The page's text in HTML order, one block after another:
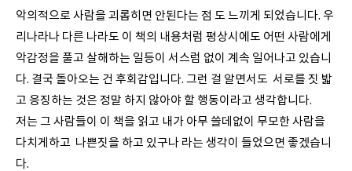
악의적으로 사람을 괴롭히면 안된다는 점 도 느끼게 되었습니다. 우
리나라나 다른 나라도 이 책의 내용처럼 평상시에도 어떤 사람에게
악감정을 풀고 살해하는 일등이 서스럼 없이 계속 일어나고 있습니
다. 결국 돌아오는 건 후회감입니다. 그런 걸 알면서도 서로를 짓 밟
고 응징하는 것은 정말 하지 않아야 할 행동이라고 생각합니다.
저는 그 사람들이 이 책을 읽고 내가 아무 쓸데없이 무모한 사람을
다치게하고 나쁜짓을 하고 있구나 라는 생각이 들었으면 좋겠습니
다.